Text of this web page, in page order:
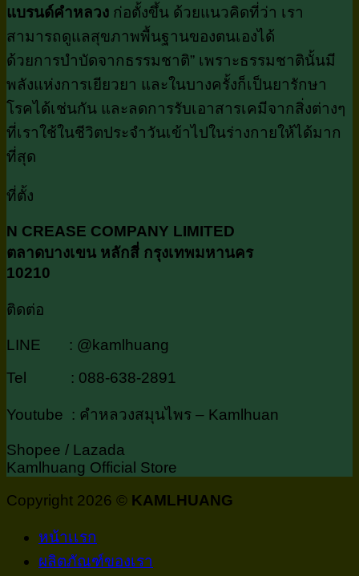
แบรนด์คำหลวง ก่อตั้งขึ้น ด้วยแนวคิดที่ว่า เรา
สามารถดูแลสุขภาพพื้นฐานของตนเองได้
ด้วยการบำบัดจากธรรมชาติ” เพราะธรรมชาตินั้นมี
พลังแห่งการเยียวยา และในบางครั้งก็เป็นยารักษา
โรคได้เช่นกัน และลดการรับเอาสารเคมีจากสิ่งต่างๆ
ที่เราใช้ในชีวิตประจำวันเข้าไปในร่างกายให้ได้มาก
ที่สุด
ที่ตั้ง
N CREASE COMPANY LIMITED
ตลาดบางเขน หลักสี่ กรุงเทพมหานคร
10210
ติดต่อ
LINE : @kamlhuang
Tel : 088-638-2891
Youtube : คำหลวงสมุนไพร – Kamlhuan
Shopee / Lazada
Kamlhuang Official Store
Copyright 2026 © KAMLHUANG
หน้าเเรก
ผลิตภัณฑ์ของเรา